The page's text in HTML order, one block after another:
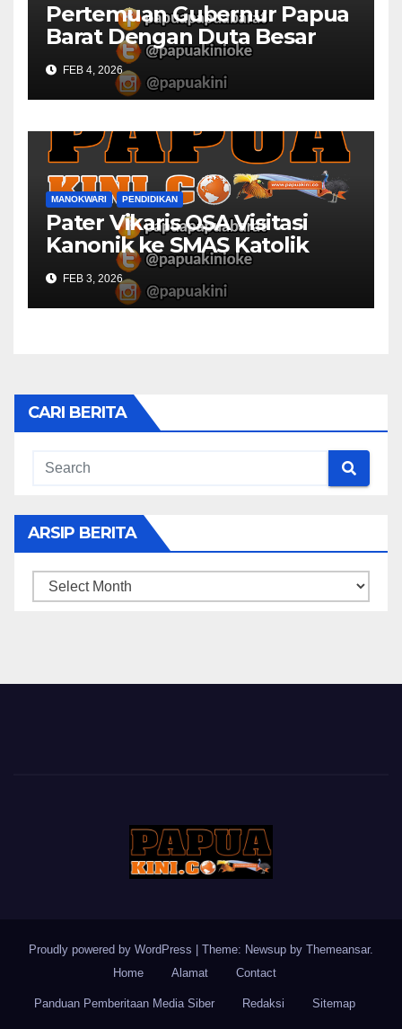
Pertemuan Gubernur Papua
Barat Dengan Duta Besar
Inggris Berbuah Manis
FEB 4, 2026
MANOKWARI PENDIDIKAN
Pater Vikaris OSA Visitasi
Kanonik ke SMAS Katolik
Villanova Manokwari
FEB 3, 2026
CARI BERITA
ARSIP BERITA
ARSIP
Proudly powered by WordPress Theme: Newsup by Themeansar.
Home
Alamat Contact
Panduan Pemberitaan Media Siber Redaksi Sitemap